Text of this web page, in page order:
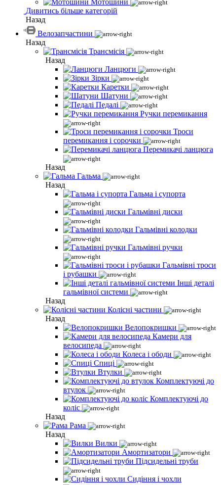
Мотошини
Дивитись більше категорій
Назад
Велозапчастини
Назад
Трансмісія
Назад
Ланцюги
Зірки
Каретки
Шатуни
Педалі
Ручки перемикання
Троси
перемикання і сорочки
Перемикачі ланцюга
Назад
Гальма
Назад
Гальма і супорта
Гальмівні диски
Гальмівні колодки
Гальмівні ручки
Гальмівні троси
і рубашки
Інші деталі
гальмівної системи
Назад
Колісні частини
Назад
Велопокришки
Камери для
велосипеда
Колеса і ободи
Спиці
Втулки
Комплектуючі до
втулок
Комплектуючі до
коліс
Назад
Рама
Назад
Вилки
Амортизатори
Підсидельні труби
Сидіння і чохли